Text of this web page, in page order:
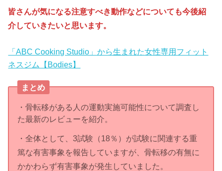
皆さんが気になる注意すべき動作などについても今後紹
介していきたいと思います。
「ABC Cooking Studio」から生まれた女性専用フィット
ネスジム【Bodies】
まとめ
・骨転移がある人の運動実施可能性について調査し
た最新のレビューを紹介。
・全体として、3試験（18％）が試験に関連する重
篤な有害事象を報告していますが、骨転移の有無に
かかわらず有害事象が発生していました。